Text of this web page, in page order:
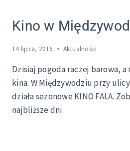
Kino w
14 lipca, 2016 Aktualności
Dzisiaj pogoda raczej barowa, a
kina. W Międzywodziu przy
działa sezonowe KINO FALA.
najbliższe dni.